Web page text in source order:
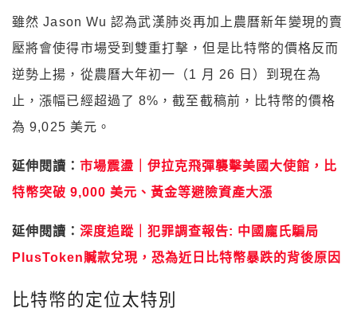
雖然 Jason Wu 認為武漢肺炎再加上農曆新年變現的賣
壓將會使得市場受到雙重打擊，但是比特幣的價格反而
逆勢上揚，從農曆大年初一（1 月 26 日）到現在為
止，漲幅已經超過了 8%，截至截稿前，比特幣的價格
為 9,025 美元。
延伸閱讀： 市場震盪｜伊拉克飛彈襲擊美國大使館，比
特幣突破 9,000 美元、黃金等避險資產大漲
延伸閱讀： 深度追蹤｜犯罪調查報告: 中國龐氏騙局
PlusToken贓款兌現，恐為近日比特幣暴跌的背後原因
比特幣的定位太特別